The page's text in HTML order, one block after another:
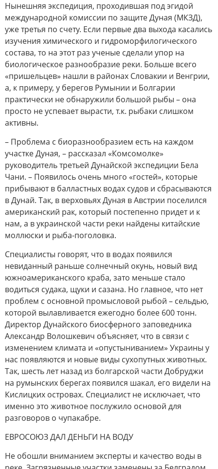
Нынешняя экспедиция, проходившая под эгидой
международной комиссии по защите Дуная (МКЗД),
уже третья по счету. Если первые два выхода касались
изучения химического и гидроморфилогического
состава, то на этот раз ученые сделали упор на
биологическое разнообразие реки. Больше всего
«пришельцев» нашли в районах Словакии и Венгрии,
а, к примеру, у берегов Румынии и Болгарии
практически не обнаружили большой рыбы – она
просто не успевает вырасти, т.к. рыбаки слишком
активны.
– Проблема с биоразнообразием есть на каждом
участке Дуная, – рассказал «Комсомолке»
руководитель третьей Дунайской экспедиции Бела
Чани. – Появилось очень много «гостей», которые
прибывают в балластных водах судов и сбрасываются
в Дунай. Так, в верховьях Дуная в Австрии поселился
американский рак, который постепенно придет и к
нам, а в украинской части реки найдены китайские
моллюски и рыба-поголовка.
Специалисты говорят, что в водах появился
невиданный раньше солнечный окунь, новый вид
южноамериканского краба, зато меньше стало
водиться судака, щуки и сазана. Но главное, что нет
проблем с основной промысловой рыбой – сельдью,
которой вылавливается ежегодно более 600 тонн.
Директор Дунайского биосферного заповедника
Александр Волошкевич объясняет, что в связи с
изменением климата и «опустыниванием» Украины у
нас появляются и новые виды сухопутных животных.
Так, шесть лет назад из болгарской части Добруджи
на румынских берегах появился шакал, его видели на
Кислицких островах. Специалист не исключает, что
именно это животное послужило основой для
разговоров о чупакабре.
ЕВРОСОЮЗ ДАЛ ДЕНЬГИ НА ВОДУ
Не обошли вниманием эксперты и качество воды в